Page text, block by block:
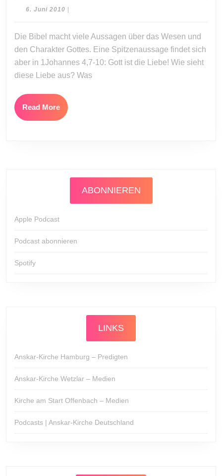
6. Juni 2010 6.
Die Bibel macht viele Aussagen über das Wesen und
den Charakter Gottes. Eine Spitzenaussage findet sich
aber in 1Johannes 4,7-10: Gott ist die Liebe! Wie sieht
diese Liebe aus? Was
Read MoreRead
More
ABONNIEREN
Apple Podcast
Podcast abonnieren
Spotify
LINKS
Anskar-Kirche Hamburg – Predigten
Anskar-Kirche Wetzlar – Medien
Kirche am Start Offenbach – Medien
Podcasts | Anskar-Kirche Deutschland